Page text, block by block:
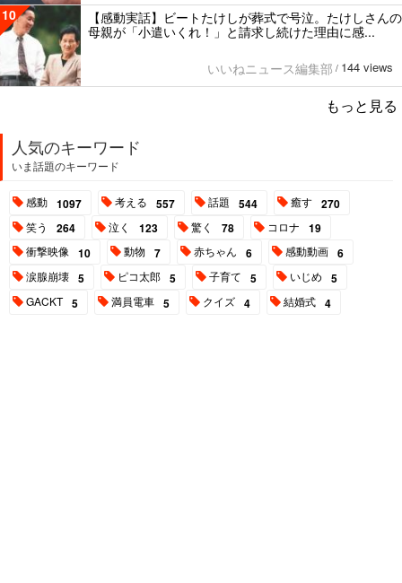
10
【感動実話】ビートたけしが葬式で号泣。たけしさんの
母親が「小遣いくれ！」と請求し続けた理由に感...
いいねニュース編集部 / 144 views
もっと見る
人気のキーワード
いま話題のキーワード
感動 1097 考える 557 話題 544 癒す 270
笑う 264 泣く 123 驚く 78 コロナ 19
衝撃映像 10 動物 7 赤ちゃん 6 感動動画 6
涙腺崩壊 5 ピコ太郎 5 子育て 5 いじめ 5
GACKT 5 満員電車 5 クイズ 4 結婚式 4